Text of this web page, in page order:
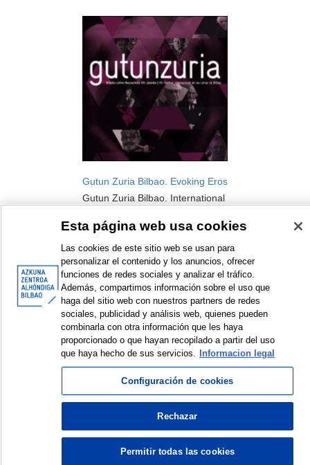
Gutun Zuria Bilbao. Evoking Eros
Gutun Zuria Bilbao. International
Festival
2015
< Items sorted by: 1 to 1 of 1 >
© Azkuna Zentroa - Alhóndiga Bilbao
Esta página web usa cookies
Las cookies de este sitio web se usan para
personalizar el contenido y los anuncios, ofrecer
funciones de redes sociales y analizar el tráfico.
Además, compartimos información sobre el uso que
haga del sitio web con nuestros partners de redes
sociales, publicidad y análisis web, quienes pueden
combinarla con otra información que les haya
proporcionado o que hayan recopilado a partir del uso
que haya hecho de sus servicios.
Informacion legal
Configuración de cookies
Rechazar
Permitir todas las cookies